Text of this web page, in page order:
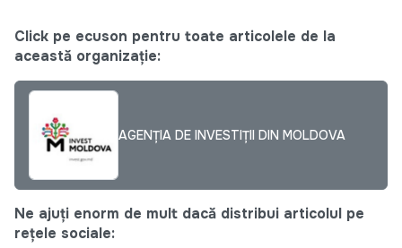
Click pe ecuson pentru toate articolele de la
această organizație:
AGENȚIA DE INVESTIȚII DIN MOLDOVA
Ne ajuți enorm de mult dacă distribui articolul pe
rețele sociale: